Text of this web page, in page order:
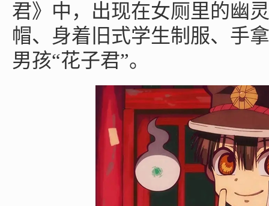
君》中，出现在女厕里的幽
帽、身着旧式学生制服、手
男孩“花子君”。